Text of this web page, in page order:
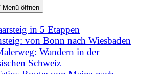
Menü öffnen
in 5 Etappen
von Bonn nach Wiesbaden
Wandern in der
Schweiz